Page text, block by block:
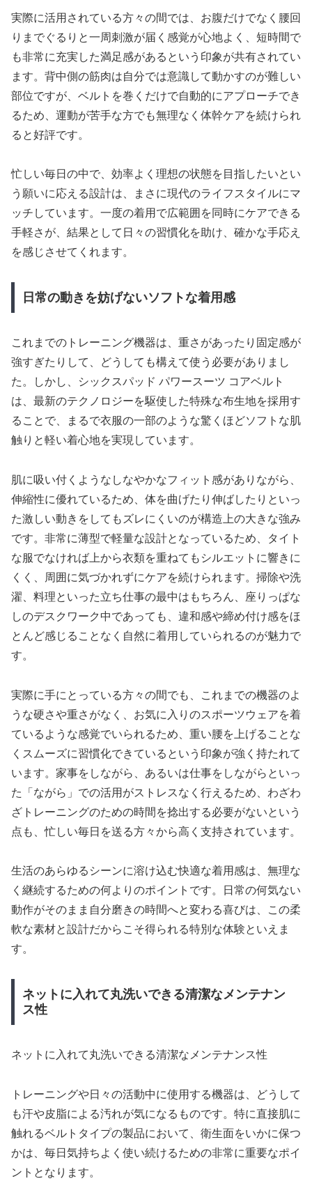
実際に活用されている方々の間では、お腹だけでなく腰回
りまでぐるりと一周刺激が届く感覚が心地よく、短時間で
も非常に充実した満足感があるという印象が共有されてい
ます。背中側の筋肉は自分では意識して動かすのが難しい
部位ですが、ベルトを巻くだけで自動的にアプローチでき
るため、運動が苦手な方でも無理なく体幹ケアを続けられ
ると好評です。
忙しい毎日の中で、効率よく理想の状態を目指したいとい
う願いに応える設計は、まさに現代のライフスタイルにマ
ッチしています。一度の着用で広範囲を同時にケアできる
手軽さが、結果として日々の習慣化を助け、確かな手応え
を感じさせてくれます。
日常の動きを妨げないソフトな着用感
これまでのトレーニング機器は、重さがあったり固定感が
強すぎたりして、どうしても構えて使う必要がありまし
た。しかし、シックスパッド パワースーツ コアベルト
は、最新のテクノロジーを駆使した特殊な布生地を採用す
ることで、まるで衣服の一部のような驚くほどソフトな肌
触りと軽い着心地を実現しています。
肌に吸い付くようなしなやかなフィット感がありながら、
伸縮性に優れているため、体を曲げたり伸ばしたりといっ
た激しい動きをしてもズレにくいのが構造上の大きな強み
です。非常に薄型で軽量な設計となっているため、タイト
な服でなければ上から衣類を重ねてもシルエットに響きに
くく、周囲に気づかれずにケアを続けられます。掃除や洗
濯、料理といった立ち仕事の最中はもちろん、座りっぱな
しのデスクワーク中であっても、違和感や締め付け感をほ
とんど感じることなく自然に着用していられるのが魅力で
す。
実際に手にとっている方々の間でも、これまでの機器のよ
うな硬さや重さがなく、お気に入りのスポーツウェアを着
ているような感覚でいられるため、重い腰を上げることな
くスムーズに習慣化できているという印象が強く持たれて
います。家事をしながら、あるいは仕事をしながらといっ
た「ながら」での活用がストレスなく行えるため、わざわ
ざトレーニングのための時間を捻出する必要がないという
点も、忙しい毎日を送る方々から高く支持されています。
生活のあらゆるシーンに溶け込む快適な着用感は、無理な
く継続するための何よりのポイントです。日常の何気ない
動作がそのまま自分磨きの時間へと変わる喜びは、この柔
軟な素材と設計だからこそ得られる特別な体験といえま
す。
ネットに入れて丸洗いできる清潔なメンテナン
ス性
ネットに入れて丸洗いできる清潔なメンテナンス性
トレーニングや日々の活動中に使用する機器は、どうして
も汗や皮脂による汚れが気になるものです。特に直接肌に
触れるベルトタイプの製品において、衛生面をいかに保つ
かは、毎日気持ちよく使い続けるための非常に重要なポイ
ントとなります。